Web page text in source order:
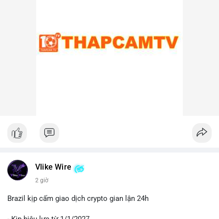
Lời khuyên cho nhà đầu tư nhỏ lẻ:
Nhà đầu tư nên theo dõi sát các địa chỉ ví nhận trong giao dịch
#44btc #vilanh
Vlike Wire
2 giờ
Brazil kịp cấm giao dịch crypto gian lận 24h